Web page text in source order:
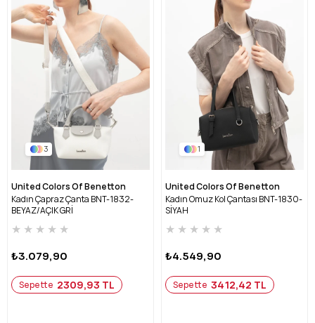
3
United Colors Of Benetton
Kadın Çapraz Çanta BNT-1832-
BEYAZ/AÇIK GRİ
★ ★ ★ ★ ★
₺3.079,90
Sepette 2309,93 TL
1
United Colors Of Benetton
Kadın Omuz Kol Çantası BNT-1830-
SİYAH
★ ★ ★ ★ ★
₺4.549,90
Sepette 3412,42 TL